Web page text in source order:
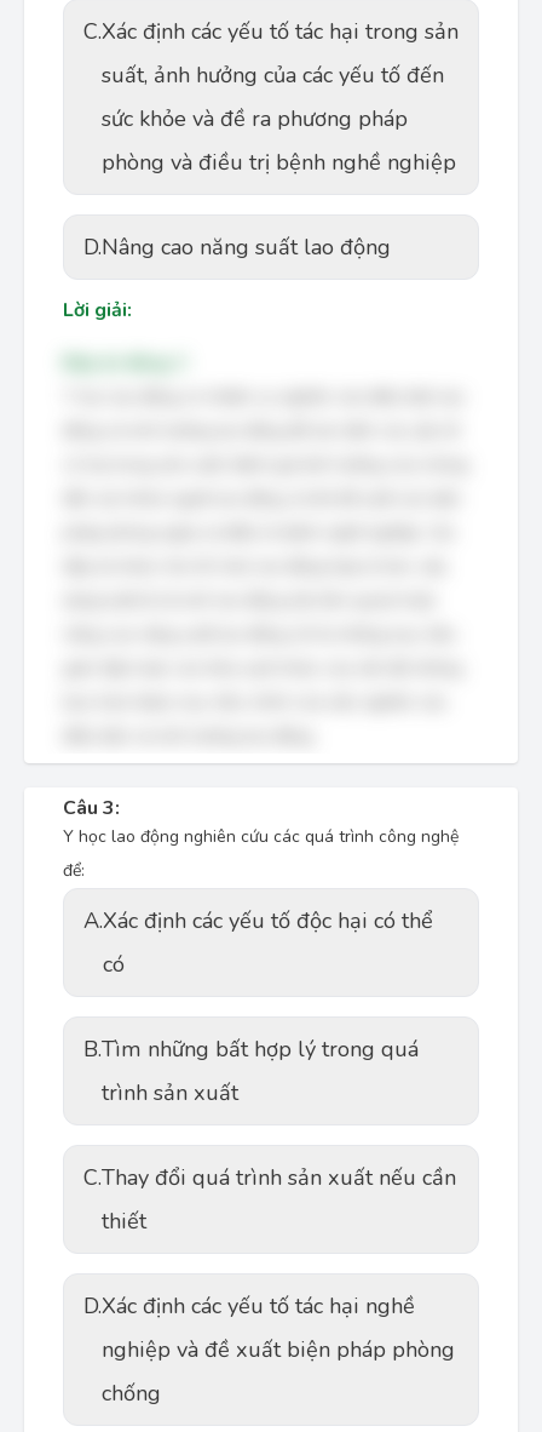
C.Xác định các yếu tố tác hại trong sản
suất, ảnh hưởng của các yếu tố đến
sức khỏe và đề ra phương pháp
phòng và điều trị bệnh nghề nghiệp
D.Nâng cao năng suất lao động
Lời giải:
Câu 3:
Y học lao động nghiên cứu các quá trình công nghệ
để:
A.Xác định các yếu tố độc hại có thể
có
B.Tìm những bất hợp lý trong quá
trình sản xuất
C.Thay đổi quá trình sản xuất nếu cần
thiết
D.Xác định các yếu tố tác hại nghề
nghiệp và đề xuất biện pháp phòng
chống